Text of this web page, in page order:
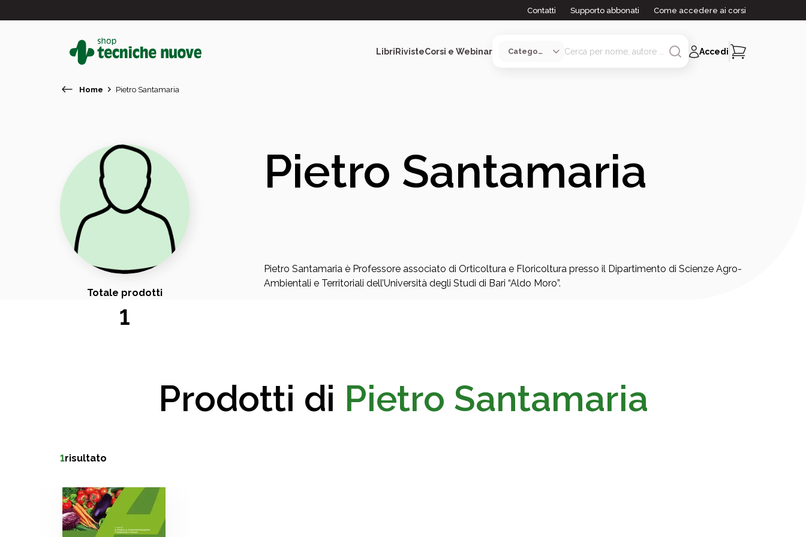
Contatti Supporto abbonati Come accedere ai corsi
LibriRivisteCorsi e Webinar
In primo piano
Accedi
Home Pietro Santamaria
Totale prodotti
1
Pietro Santamaria
Pietro Santamaria è Professore associato di Orticoltura e Floricoltura presso il Dipartimento di Scienze Agro-
Ambientali e Territoriali dell’Università degli Studi di Bari “Aldo Moro”.
Prodotti di Pietro Santamaria
1risultato